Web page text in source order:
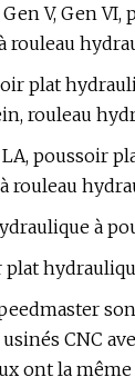
V, Gen
à rouleau
plat
rouleau
LA, poussoir
rouleau
à
plat
CNC
ont la